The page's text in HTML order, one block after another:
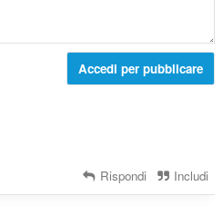
Accedi per pubblicare
Rispondi Includi